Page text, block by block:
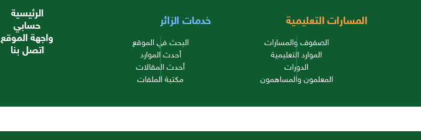
المسارات التعليمية
الصفوف والمسارات
الموارد التعليمية
الدورات
المعلمون والمساهمون
خدمات الزائر
البحث في الموقع
أحدث الموارد
أحدث المقالات
مكتبة الملفات
الرئيسية
حسابي
واجهة الموقع
اتصل بنا